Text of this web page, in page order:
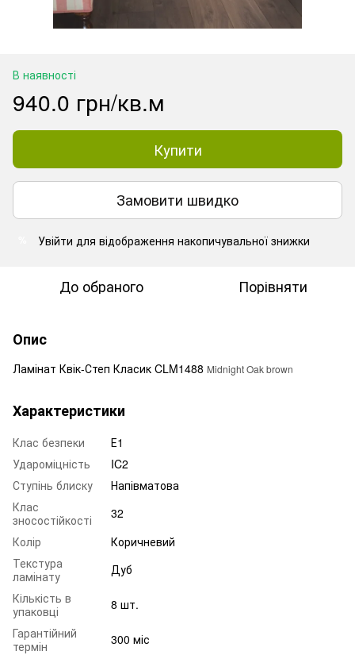
В наявності
940.0 грн/кв.м
Купити
Замовити швидко
Увійти для відображення накопичувальної знижки
До обраного Порівняти
Опис
Ламінат Квік-Степ Класик CLM1488 Midnight Oak brown
Характеристики
Клас безпеки
Е1
Удароміцність
IC2
Ступінь блиску
Напівматова
Клас
зносостійкості
32
Колір
Коричневий
Текстура
ламінату
Дуб
Кількість в
упаковці
8 шт.
Гарантійний
термін
300 міс